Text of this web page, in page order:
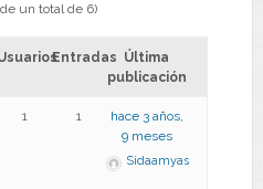
un total de 6)
Entradas Última
publicación
1 1
hace 3 años,
9 meses
Sidaamyas